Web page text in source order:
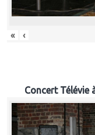
« ‹
Concert Télévie